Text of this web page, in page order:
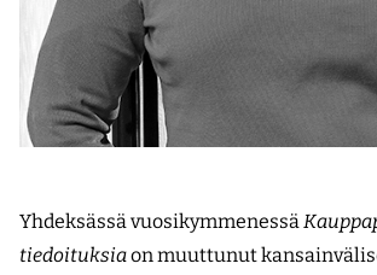
Yhdeksässä vuosikymmenessä
tiedoituksiaon muuttunut